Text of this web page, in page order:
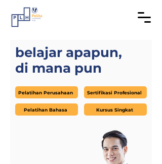
belajar apapun,
di mana pun
Pelatihan Perusahaan Sertifikasi Profesional
Pelatihan Bahasa Kursus Singkat